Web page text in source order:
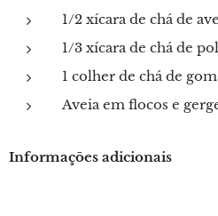
1/2 xícara de chá de
1/3 xícara de chá de
1 colher de chá de
Aveia em flocos e
Informações adicionais